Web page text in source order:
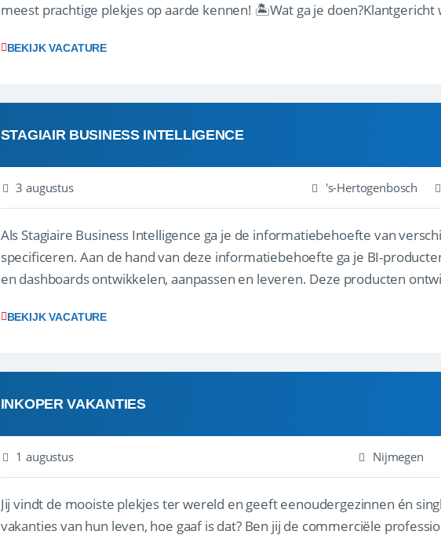
meest prachtige plekjes op aarde kennen! 🏝️Wat ga je
BEKIJK VACATURE
STAGIAIR BUSINESS INTELLIGENCE
3 augustus 's-Hertogenbosch
Als Stagiaire Business Intelligence ga je de informatiebehoefte van
specificeren. Aan de hand van deze informatiebehoefte ga je BI-
en dashboards ontwikkelen, aanpassen en leveren. Deze producten
BEKIJK VACATURE
INKOPER VAKANTIES
1 augustus Nijmegen
Jij vindt de mooiste plekjes ter wereld en geeft eenoudergezinnen én
vakanties van hun leven, hoe gaaf is dat? Ben jij de commerciële